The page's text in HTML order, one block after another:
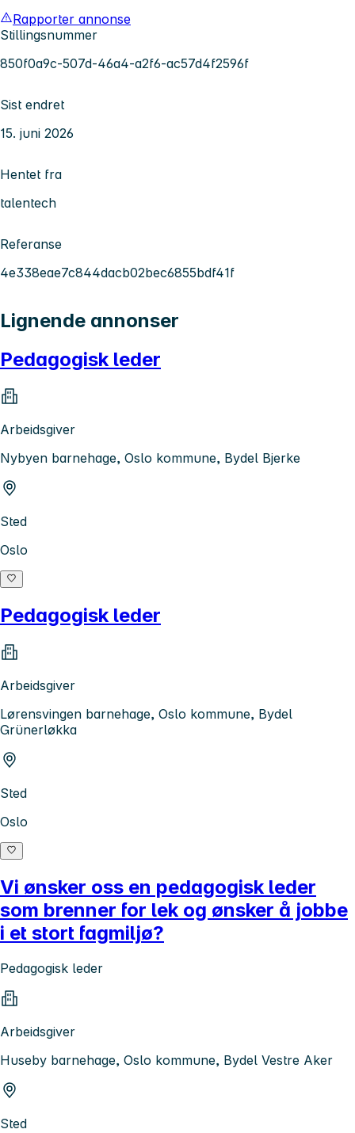
Rapporter annonse
Stillingsnummer
850f0a9c-507d-46a4-a2f6-ac57d4f2596f
Sist endret
15. juni 2026
Hentet fra
talentech
Referanse
4e338eae7c844dacb02bec6855bdf41f
Lignende annonser
Pedagogisk leder
Arbeidsgiver
Nybyen barnehage, Oslo kommune, Bydel Bjerke
Sted
Oslo
Pedagogisk leder
Arbeidsgiver
Lørensvingen barnehage, Oslo kommune, Bydel
Grünerløkka
Sted
Oslo
Vi ønsker oss en pedagogisk leder
som brenner for lek og ønsker å jobbe
i et stort fagmiljø?
Pedagogisk leder
Arbeidsgiver
Huseby barnehage, Oslo kommune, Bydel Vestre Aker
Sted